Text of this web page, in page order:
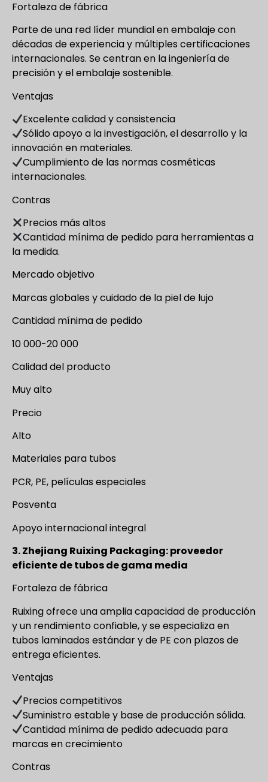
Fortaleza de fábrica
Parte de una red líder mundial en embalaje con
décadas de experiencia y múltiples certificaciones
internacionales. Se centran en la ingeniería de
precisión y el embalaje sostenible.
Ventajas
Excelente calidad y consistencia
Sólido apoyo a la investigación, el desarrollo y la
innovación en materiales.
Cumplimiento de las normas cosméticas
internacionales.
Contras
Precios más altos
Cantidad mínima de pedido para herramientas a
la medida.
Mercado objetivo
Marcas globales y cuidado de la piel de lujo
Cantidad mínima de pedido
10 000-20 000
Calidad del producto
Muy alto
Precio
Alto
Materiales para tubos
PCR, PE, películas especiales
Posventa
Apoyo internacional integral
3. Zhejiang Ruixing Packaging: proveedor
eficiente de tubos de gama media
Fortaleza de fábrica
Ruixing ofrece una amplia capacidad de producción
y un rendimiento confiable, y se especializa en
tubos laminados estándar y de PE con plazos de
entrega eficientes.
Ventajas
Precios competitivos
Suministro estable y base de producción sólida.
Cantidad mínima de pedido adecuada para
marcas en crecimiento
Contras